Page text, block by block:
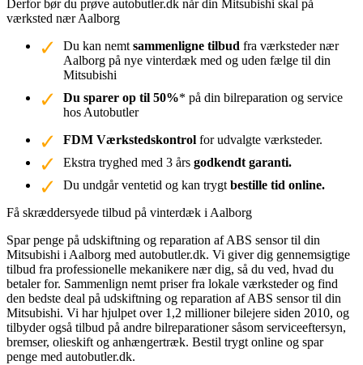
Derfor bør du prøve autobutler.dk når din Mitsubishi skal på
værksted nær Aalborg
Du kan nemtsammenligne tilbud fra værksteder nær
Aalborg på nye vinterdæk med og uden fælge til din
Mitsubishi
Du sparer op til 50%* på din bilreparation og service
hos Autobutler
FDM Værkstedskontrol for udvalgte værksteder.
Ekstra tryghed med 3 års godkendt garanti.
Du undgår ventetid og kan trygtbestille tid online.
Få skræddersyede tilbud på vinterdæk i Aalborg
Spar penge på udskiftning og reparation af ABS sensor til din
Mitsubishi i Aalborg med autobutler.dk. Vi giver dig gennemsigtige
tilbud fra professionelle mekanikere nær dig, så du ved, hvad du
betaler for. Sammenlign nemt priser fra lokale værksteder og find
den bedste deal på udskiftning og reparation af ABS sensor til din
Mitsubishi. Vi har hjulpet over 1,2 millioner bilejere siden 2010, og
tilbyder også tilbud på andre bilreparationer såsom serviceeftersyn,
bremser, olieskift og anhængertræk. Bestil trygt online og spar
penge med autobutler.dk.